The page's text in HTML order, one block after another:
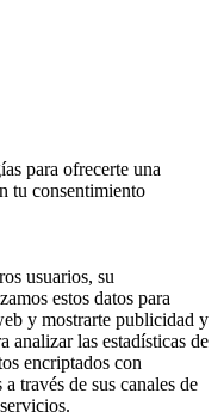
para ofrecerte una
tu consentimiento
usuarios, su
estos datos para
y mostrarte publicidad y
analizar las estadísticas de
encriptados con
través de sus canales de